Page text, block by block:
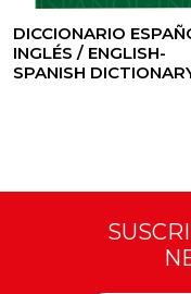
DICCIONARIO
INGLÉS / ENGLISH-
SPANISH